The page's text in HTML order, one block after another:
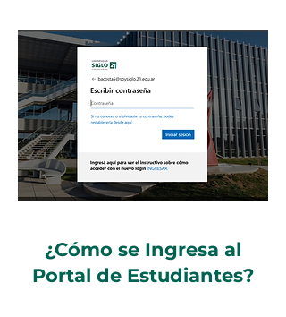
¿Cómo se Ingresa al
Portal de Estudiantes?